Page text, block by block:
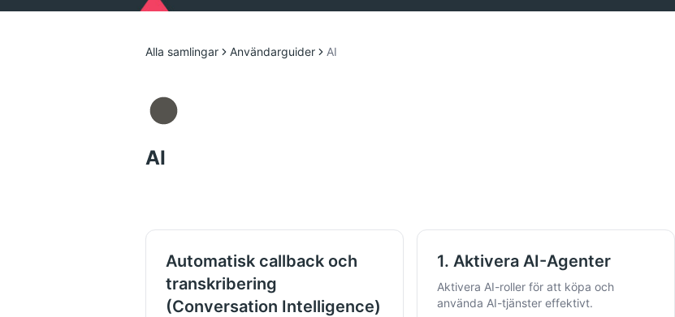
Alla samlingar Användarguider AI
AI
Automatisk callback och
transkribering
(Conversation Intelligence)
1. Aktivera AI-Agenter
Aktivera AI-roller för att köpa och
använda AI-tjänster effektivt.